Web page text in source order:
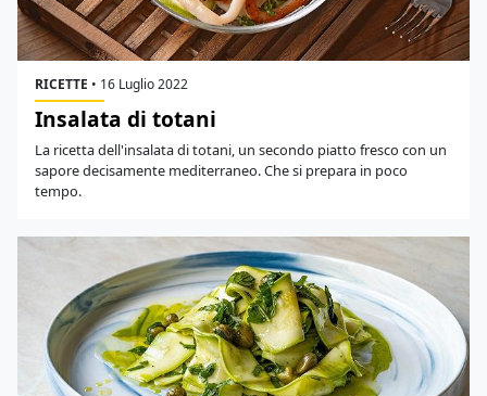
RICETTE • 16 Luglio 2022
Insalata di totani
La ricetta dell'insalata di totani, un secondo piatto fresco con un
sapore decisamente mediterraneo. Che si prepara in poco
tempo.